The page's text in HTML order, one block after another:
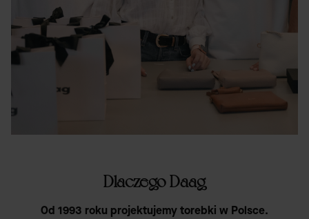
Dlaczego Daag
Od 1993 roku projektujemy torebki w Polsce.